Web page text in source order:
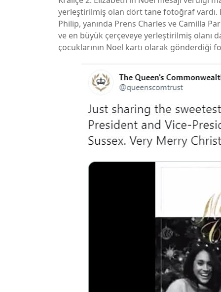
yerleştirilmiş olan dört tane fotoğraf vardı.
Philip, yanında Prens Charles ve Camilla
ve en büyük çerçeveye yerleştirilmiş olanı
çocuklarının Noel kartı olarak gönderdiği